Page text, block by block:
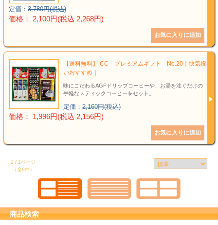
定価： 3,780円(税込)
価格： 2,100円(税込 2,268円)
【送料無料】 CC プレミアムギフト No.20｜快気祝
いおすすめ｜
味にこだわるAGFドリップコーヒーや、お湯を注ぐだけの
手軽なスティックコーヒーをセット。
定価： 2,160円(税込)
価格： 1,996円(税込 2,156円)
1 / 1ページ
（全9件）
商品検索